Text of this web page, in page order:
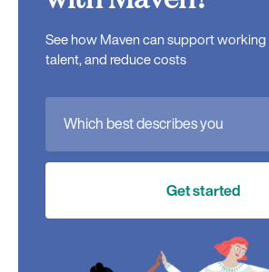
See how Maven can support working
talent, and reduce costs
Which best describes you
Get started